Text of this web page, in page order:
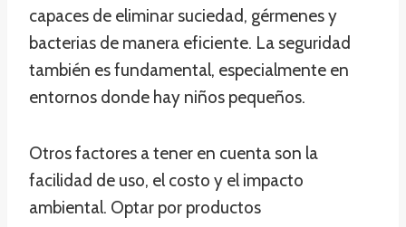
capaces de eliminar suciedad, gérmenes y
bacterias de manera eficiente. La seguridad
también es fundamental, especialmente en
entornos donde hay niños pequeños.
Otros factores a tener en cuenta son la
facilidad de uso, el costo y el impacto
ambiental. Optar por productos